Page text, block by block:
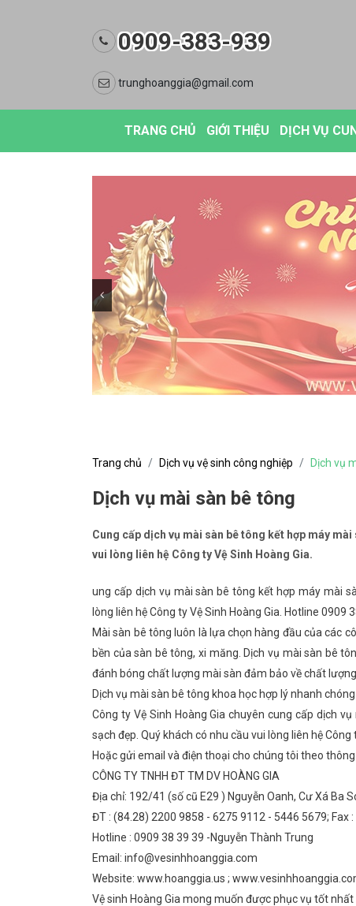
0909-383-939
trunghoanggia@gmail.com
TRANG CHỦ GIỚI THIỆU DỊCH VỤ
Trang chủ Dịch vụ vệ sinh công nghiệp Dịch vụ
Dịch vụ mài sàn bê tông
Cung cấp dịch vụ mài sàn bê tông kết hợp máy
vui lòng liên hệ Công ty Vệ Sinh Hoàng Gia.
ung cấp dịch vụ mài sàn bê tông kết hợp máy mài
lòng liên hệ Công ty Vệ Sinh Hoàng Gia. Hotline 0909
Mài sàn bê tông luôn là lựa chọn hàng đầu của các
bền của sàn bê tông, xi măng. Dịch vụ mài sàn bê
đánh bóng chất lượng mài sàn đảm bảo về chất
Dịch vụ mài sàn bê tông khoa học hợp lý nhanh
Công ty Vệ Sinh Hoàng Gia chuyên cung cấp dịch
sạch đẹp. Quý khách có nhu cầu vui lòng liên hệ
Hoặc gửi email và điện thoại cho chúng tôi theo
CÔNG TY TNHH ĐT TM DV HOÀNG GIA
Địa chỉ: 192/41 (số cũ E29 ) Nguyễn Oanh, Cư Xá Ba
ĐT : (84.28) 2200 9858 - 6275 9112 - 5446 5679; Fax
Hotline : 0909 38 39 39 -Nguyễn Thành Trung
Email: info@vesinhhoanggia.com
Website: www.hoanggia.us ;
Vệ sinh Hoàng Gia mong muốn được phục vụ tốt